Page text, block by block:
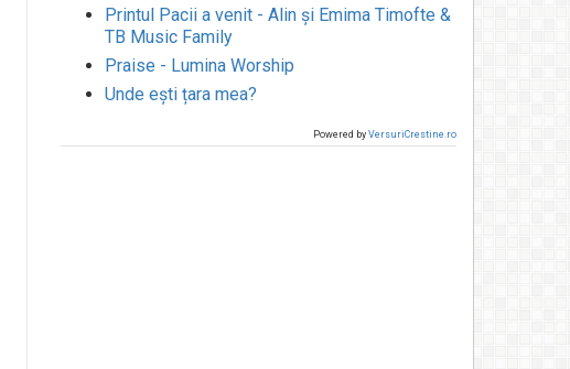
Printul Pacii a venit - Alin și Emima Timofte &
TB Music Family
Praise - Lumina Worship
Unde ești țara mea?
Powered by VersuriCrestine.ro